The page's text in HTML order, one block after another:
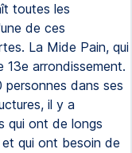
toutes les
de ces
La Mide Pain, qui
13e arrondissement.
personnes dans ses
il y a
qui ont de longs
qui ont besoin de